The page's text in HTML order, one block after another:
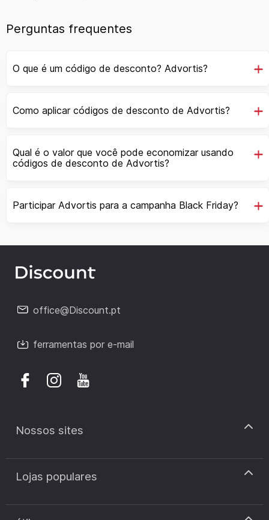
Perguntas frequentes
O que é um código de desconto? Advortis?
Como aplicar códigos de desconto de Advortis?
Qual é o valor que você pode economizar usando
códigos de desconto de Advortis?
Participar Advortis para a campanha Black Friday?
office@Discount.pt
ferramentas por e-mail
Nossos sites
discount.pt
discount.sk
Lojas populares
Cupão de desconto Zooplus